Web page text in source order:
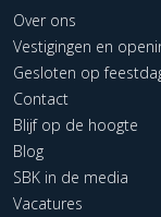
Over ons
Vestigingen en
Gesloten op
Contact
Blijf op de hoogte
Blog
SBK in de media
Vacatures